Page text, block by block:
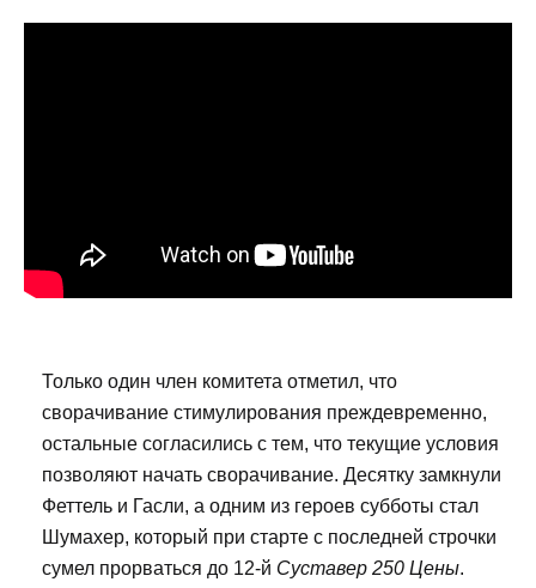
Только один член комитета отметил, что
сворачивание стимулирования преждевременно,
остальные согласились с тем, что текущие условия
позволяют начать сворачивание. Десятку замкнули
Феттель и Гасли, а одним из героев субботы стал
Шумахер, который при старте с последней строчки
сумел прорваться до 12-й Суставер 250 Цены.